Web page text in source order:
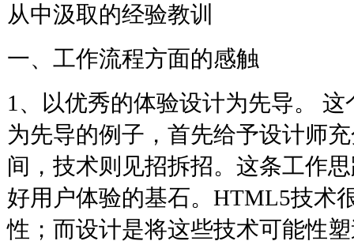
从中汲取的经验教训
一、工作流程方面的感触
1、以优秀的体验设计为先导。
为先导的例子，首先给予设计师
间，技术则见招拆招。这条工作
好用户体验的基石。HTML5技术
性；而设计是将这些技术可能性